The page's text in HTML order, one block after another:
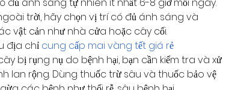
trời, hãy chọn vị trí có đủ ánh sáng và
vật cản như nhà cửa hoặc cây cối.
địa chỉ cung cấp mai vàng tết giá rẻ
bị rụng nụ do bệnh hại, bạn cần kiểm tra và xử
lan rộng. Dùng thuốc trừ sâu và thuốc bảo vệ